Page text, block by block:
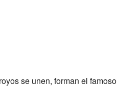
se unen, forman el famoso